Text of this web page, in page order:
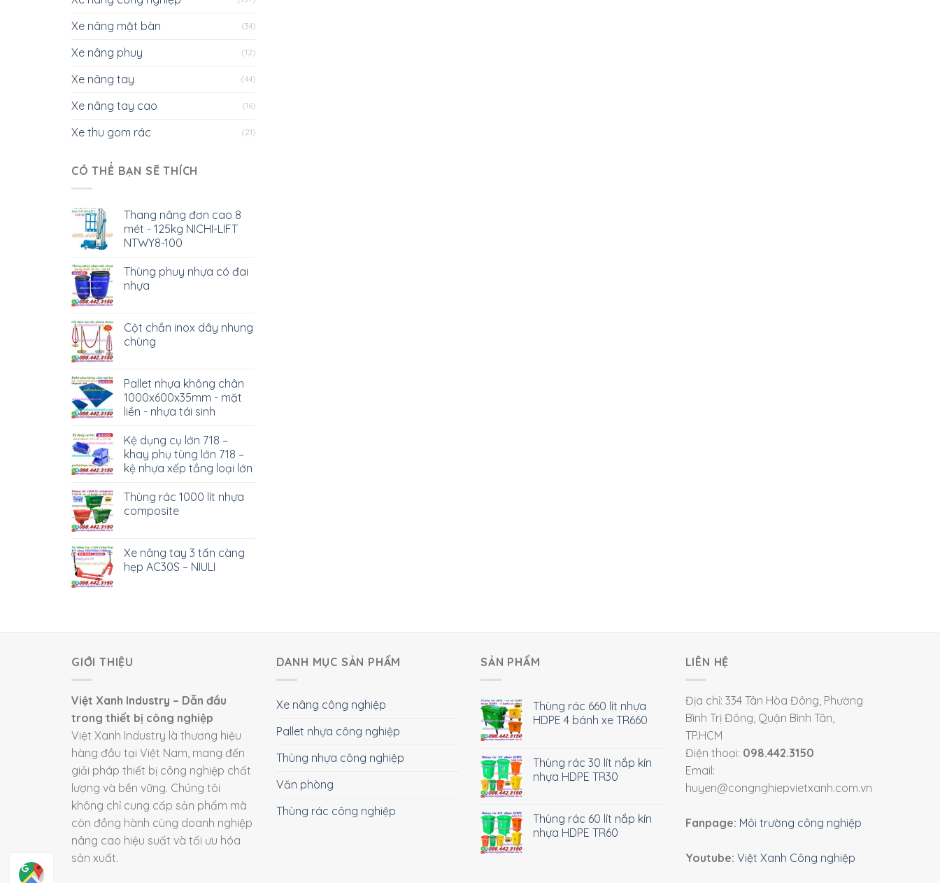
Xe nâng mặt bàn (34)
Xe nâng phuy (12)
Xe nâng tay (44)
Xe nâng tay cao (16)
Xe thu gom rác (21)
CÓ THỂ BẠN SẼ THÍCH
Thang nâng đơn cao 8
mét - 125kg NICHI-LIFT
NTWY8-100
Thùng phuy nhựa có đai
nhựa
Cột chắn inox dây nhung
chùng
Pallet nhựa không chân
1000x600x35mm - mặt
liền - nhựa tái sinh
Kệ dụng cụ lớn 718 –
khay phụ tùng lớn 718 –
kệ nhựa xếp tầng loại lớn
Thùng rác 1000 lít nhựa
composite
Xe nâng tay 3 tấn càng
hẹp AC30S – NIULI
GIỚI THIỆU
Việt Xanh Industry – Dẫn đầu
trong thiết bị công nghiệp
Việt Xanh Industry là thương hiệu
hàng đầu tại Việt Nam, mang đến
giải pháp thiết bị công nghiệp chất
lượng và bền vững. Chúng tôi
không chỉ cung cấp sản phẩm mà
còn đồng hành cùng doanh nghiệp
nâng cao hiệu suất và tối ưu hóa
sản xuất.
DANH MỤC SẢN PHẨM
Xe nâng công nghiệp
Pallet nhựa công nghiệp
Thùng nhựa công nghiệp
Văn phòng
Thùng rác công nghiệp
SẢN PHẨM
Thùng rác 660 lít nhựa
HDPE 4 bánh xe TR660
Thùng rác 30 lít nắp kín
nhựa HDPE TR30
Thùng rác 60 lít nắp kín
nhựa HDPE TR60
LIÊN HỆ
Địa chỉ: 334 Tân Hòa Đông, Phường
Bình Trị Đông, Quận Bình Tân,
TP.HCM
Điện thoại: 098.442.3150
Email:
huyen@congnghiepvietxanh.com.vn
Fanpage: Môi trường công nghiệp
Youtube: Việt Xanh Công nghiệp